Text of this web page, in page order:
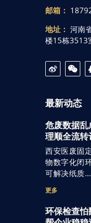
邮箱：
地址： 河南
楼15栋3513
最新动态
危废数据乱
理顺全流转
西安医废固
物数字化闭
可解决纸质…
更多
环保检查怕